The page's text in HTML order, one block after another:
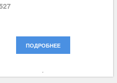
ПОДРОБНЕЕ